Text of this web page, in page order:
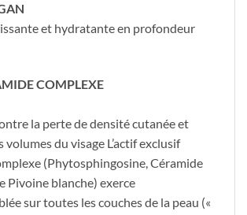
et hydratante en profondeur
COMPLEXE
la perte de densité cutanée et
volumes du visage L’actif exclusif
(Phytosphingosine, Céramide
Pivoine blanche) exerce
sur toutes les couches de la peau («